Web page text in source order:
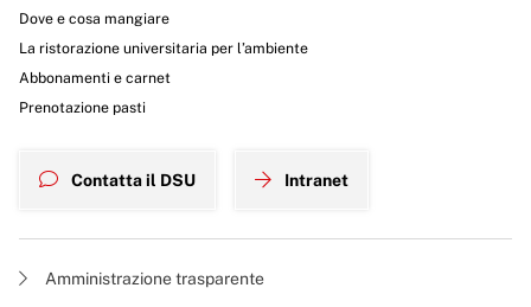
Dove e cosa mangiare
La ristorazione universitaria per l’ambiente
Abbonamenti e carnet
Prenotazione pasti
Contatta il DSU Intranet
Amministrazione trasparente